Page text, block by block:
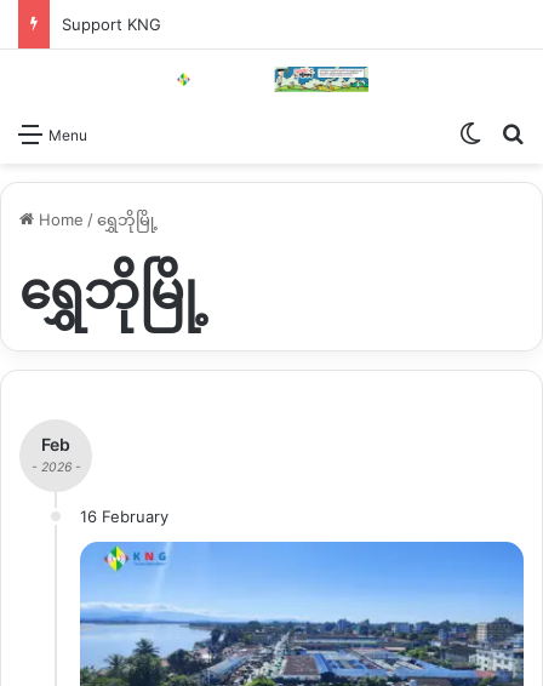
Support KNG
Menu
Home /ရွှေဘိုမြို့
ရွှေဘိုမြို့
Feb
- 2026 -
16 February